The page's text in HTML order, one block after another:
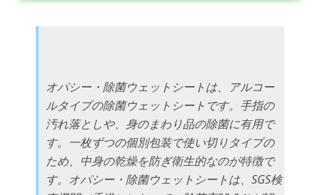
オパシー・除菌ウェットシートは、アルコー
ルタイプの除菌ウェットシートです。手指の
汚れ落としや、身のまわり品の除菌に有用で
す。一枚ずつの個別包装で使い切りタイプの
ため、中身の乾燥を防ぎ衛生的なのが特徴で
す。オパシー・除菌ウェットシートは、SGS検